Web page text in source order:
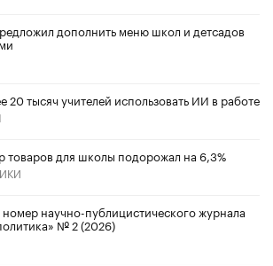
дополнить меню школ и детсадов
20 тысяч учителей использовать ИИ в работе
для школы подорожал на 6,3%
научно-публицистического журнала
№ 2 (2026)